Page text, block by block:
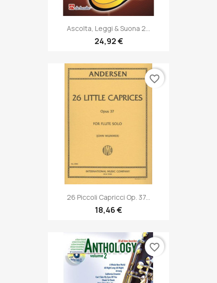
Ascolta, Leggi & Suona 2...
24,92 €
26 Piccoli Capricci Op. 37...
18,46 €
favorite_border
favorite_border